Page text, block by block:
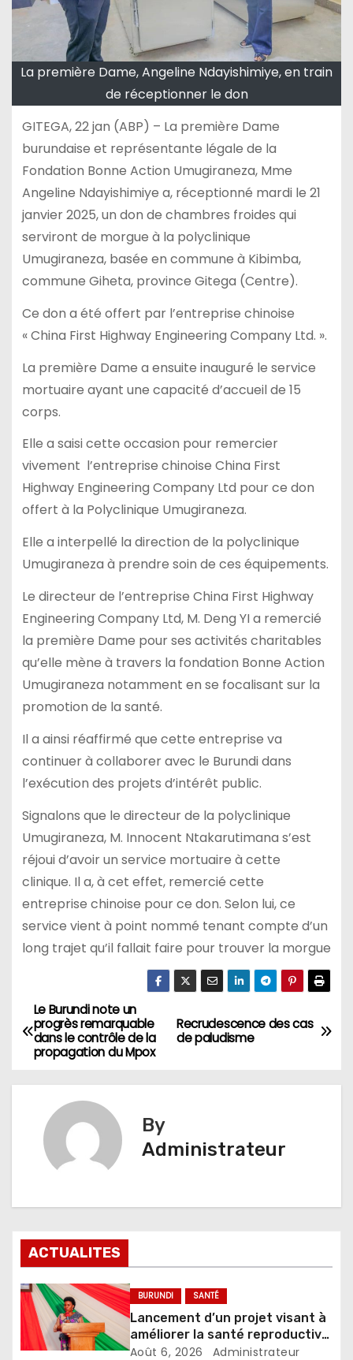
La première Dame, Angeline Ndayishimiye, en train
de réceptionner le don
GITEGA, 22 jan (ABP) – La première Dame
burundaise et représentante légale de la
Fondation Bonne Action Umugiraneza, Mme
Angeline Ndayishimiye a, réceptionné mardi le 21
janvier 2025, un don de chambres froides qui
serviront de morgue à la polyclinique
Umugiraneza, basée en commune à Kibimba,
commune Giheta, province Gitega (Centre).
Ce don a été offert par l’entreprise chinoise
« China First Highway Engineering Company Ltd. ».
La première Dame a ensuite inauguré le service
mortuaire ayant une capacité d’accueil de 15
corps.
Elle a saisi cette occasion pour remercier
vivement l’entreprise chinoise China First
Highway Engineering Company Ltd pour ce don
offert à la Polyclinique Umugiraneza.
Elle a interpellé la direction de la polyclinique
Umugiraneza à prendre soin de ces équipements.
Le directeur de l’entreprise China First Highway
Engineering Company Ltd, M. Deng YI a remercié
la première Dame pour ses activités charitables
qu’elle mène à travers la fondation Bonne Action
Umugiraneza notamment en se focalisant sur la
promotion de la santé.
Il a ainsi réaffirmé que cette entreprise va
continuer à collaborer avec le Burundi dans
l’exécution des projets d’intérêt public.
Signalons que le directeur de la polyclinique
Umugiraneza, M. Innocent Ntakarutimana s’est
réjoui d’avoir un service mortuaire à cette
clinique. Il a, à cet effet, remercié cette
entreprise chinoise pour ce don. Selon lui, ce
service vient à point nommé tenant compte d’un
long trajet qu’il fallait faire pour trouver la morgue
Navigation
de
l’article
Recrudescence des cas
de paludisme
Le Burundi note un
progrès remarquable
dans le contrôle de la
propagation du Mpox
By
Administrateur
ACTUALITES
BURUNDI SANTÉ
Lancement d’un projet visant à
améliorer la santé reproductive
et le bien-être
Août 6, 2026 Administrateur